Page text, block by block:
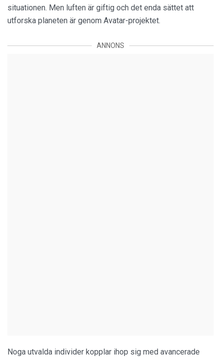
situationen. Men luften är giftig och det enda sättet att
utforska planeten är genom Avatar-projektet.
ANNONS
Noga utvalda individer kopplar ihop sig med avancerade